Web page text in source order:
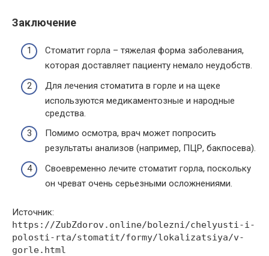
Заключение
Стоматит горла – тяжелая форма заболевания,
которая доставляет пациенту немало неудобств.
Для лечения стоматита в горле и на щеке
используются медикаментозные и народные
средства.
Помимо осмотра, врач может попросить
результаты анализов (например, ПЦР, бакпосева).
Своевременно лечите стоматит горла, поскольку
он чреват очень серьезными осложнениями.
Источник:
https://ZubZdorov.online/bolezni/chelyusti-i-
polosti-rta/stomatit/formy/lokalizatsiya/v-
gorle.html